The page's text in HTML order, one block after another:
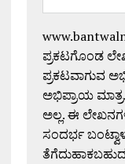
ಪ್ರಕಟಗೊಂಡ
ಪ್ರಕಟವಾಗುವ
ಅಭಿಪ್ರಾಯ
ಅಲ್ಲ. ಈ
ಸಂದರ್ಭ